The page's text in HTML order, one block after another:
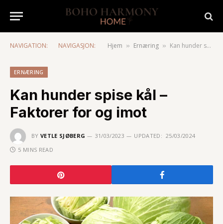
NAVIGATION: NAVIGASJON: Hjem » Ernæring » Kan hunder spise kål – Faktorer for og imot
ERNÆRING
Kan hunder spise kål –
Faktorer for og imot
BY VETLE SJØBERG 31/03/2023 UPDATED: 25/03/2024
5 MINS READ